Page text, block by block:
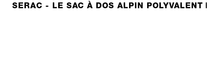
SERAC - LE SAC À DOS ALPIN POLYVALENT